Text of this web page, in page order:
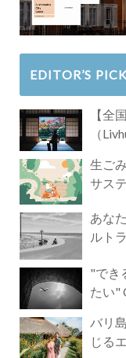
EDITOR’S
【全
（
生ご
サス
あなたは
ルト
"でき
たい"
バリ
じる